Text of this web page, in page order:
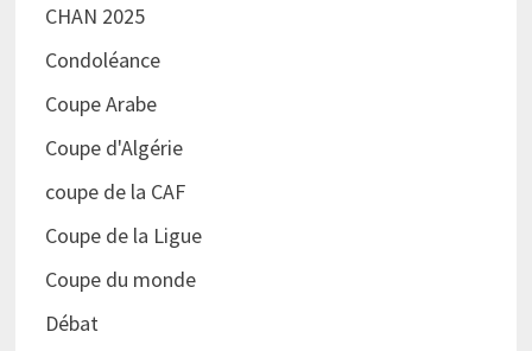
CHAN 2025
Condoléance
Coupe Arabe
Coupe d'Algérie
coupe de la CAF
Coupe de la Ligue
Coupe du monde
Débat